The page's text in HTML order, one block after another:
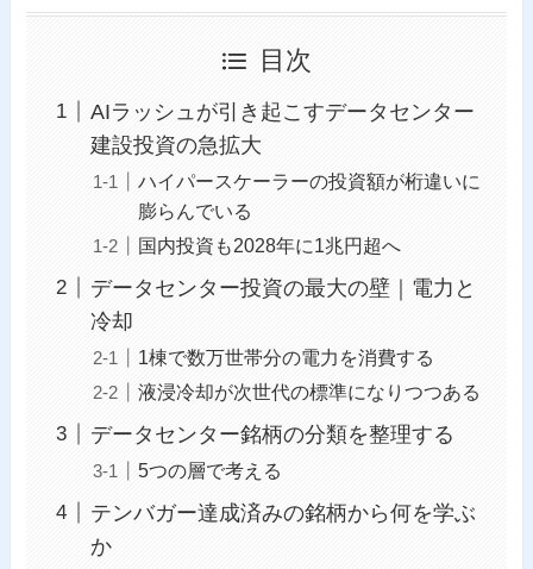
目次
AIラッシュが引き起こすデータセンター
建設投資の急拡大
ハイパースケーラーの投資額が桁違いに
膨らんでいる
国内投資も2028年に1兆円超へ
データセンター投資の最大の壁｜電力と
冷却
1棟で数万世帯分の電力を消費する
液浸冷却が次世代の標準になりつつある
データセンター銘柄の分類を整理する
5つの層で考える
テンバガー達成済みの銘柄から何を学ぶ
か